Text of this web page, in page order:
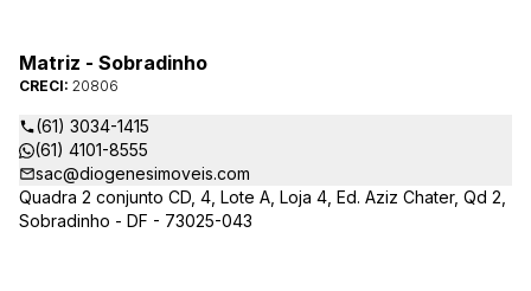
Matriz - Sobradinho
CRECI: 20806
(61) 3034-1415
(61) 4101-8555
sac@diogenesimoveis.com
Quadra 2 conjunto CD, 4, Lote A, Loja 4, Ed. Aziz Chater, Qd 2,
Sobradinho - DF - 73025-043